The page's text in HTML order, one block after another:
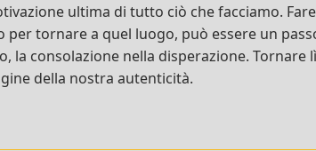
ultima di tutto ciò che facciamo.
tornare a quel luogo, può essere un
la consolazione nella disperazione. Tornare
della nostra autenticità.